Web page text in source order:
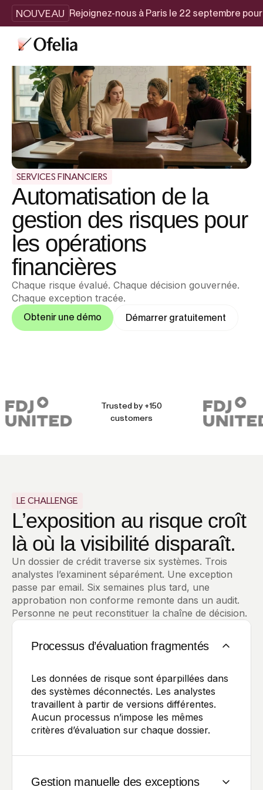
NOUVEAU Rejoignez-nous à Paris le 22 septembre
SERVICES FINANCIERS
Automatisation de la
gestion des risques pour
les opérations
financières
Chaque risque évalué. Chaque décision gouvernée.
Chaque exception tracée.
Obtenir une démo Démarrer gratuitement
Trusted by +150
customers
LE CHALLENGE
L’exposition au risque croît
là où la visibilité disparaît.
Un dossier de crédit traverse six systèmes. Trois
analystes l’examinent séparément. Une exception
passe par email. Six semaines plus tard, une
approbation non conforme remonte dans un audit.
Personne ne peut reconstituer la chaîne de décision.
Processus d’évaluation fragmentés
Les données de risque sont éparpillées dans
des systèmes déconnectés. Les analystes
travaillent à partir de versions différentes.
Aucun processus n’impose les mêmes
critères d’évaluation sur chaque dossier.
Gestion manuelle des exceptions